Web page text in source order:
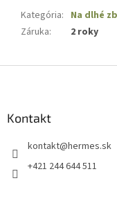
Kategória: Na dlhé
Záruka: 2 roky
Kontakt
kontakt@hermes.sk
+421 244 644 511